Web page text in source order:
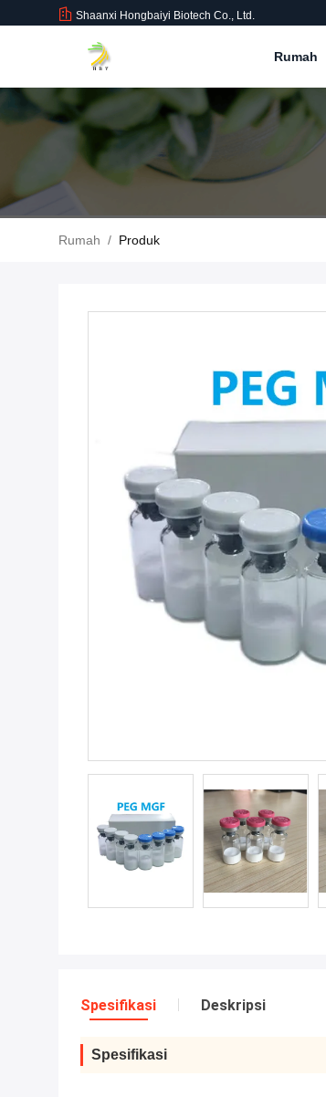
Shaanxi Hongbaiyi Biotech Co., Ltd.
Rumah
Rumah / Produk
Spesifikasi Deskripsi
Spesifikasi